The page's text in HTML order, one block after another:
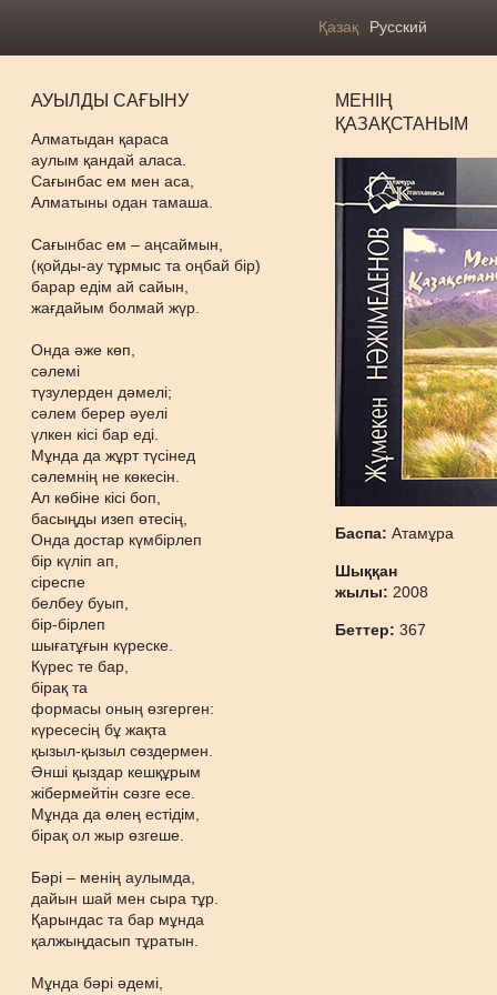
Қазақ Русский
АУЫЛДЫ САҒЫНУ
Алматыдан қараса
аулым қандай аласа.
Сағынбас ем мен аса,
Алматыны одан тамаша.
Сағынбас ем – аңсаймын,
(қойды-ау тұрмыс та оңбай бір)
барар едім ай сайын,
жағдайым болмай жүр.
Онда әже көп,
сәлемі
түзулерден дәмелі;
сәлем берер әуелі
үлкен кісі бар еді.
Мұнда да жұрт түсінед
сәлемнің не көкесін.
Ал көбіне кісі боп,
басыңды изеп өтесің,
Онда достар күмбірлеп
бір күліп ап,
сіреспе
белбеу буып,
бір-бірлеп
шығатұғын күреске.
Күрес те бар,
бірақ та
формасы оның өзгерген:
күресесің бұ жақта
қызыл-қызыл сөздермен.
Әнші қыздар кешқұрым
жібермейтін сөзге есе.
Мұнда да өлең естідім,
бірақ ол жыр өзгеше.
Бәрі – менің аулымда,
дайын шай мен сыра тұр.
Қарындас та бар мұнда
қалжыңдасып тұратын.
Мұнда бәрі әдемі,
МЕНІҢ
ҚАЗАҚСТАНЫМ
Баспа:Атамұра
Шыққан
жылы: 2008
Беттер:367